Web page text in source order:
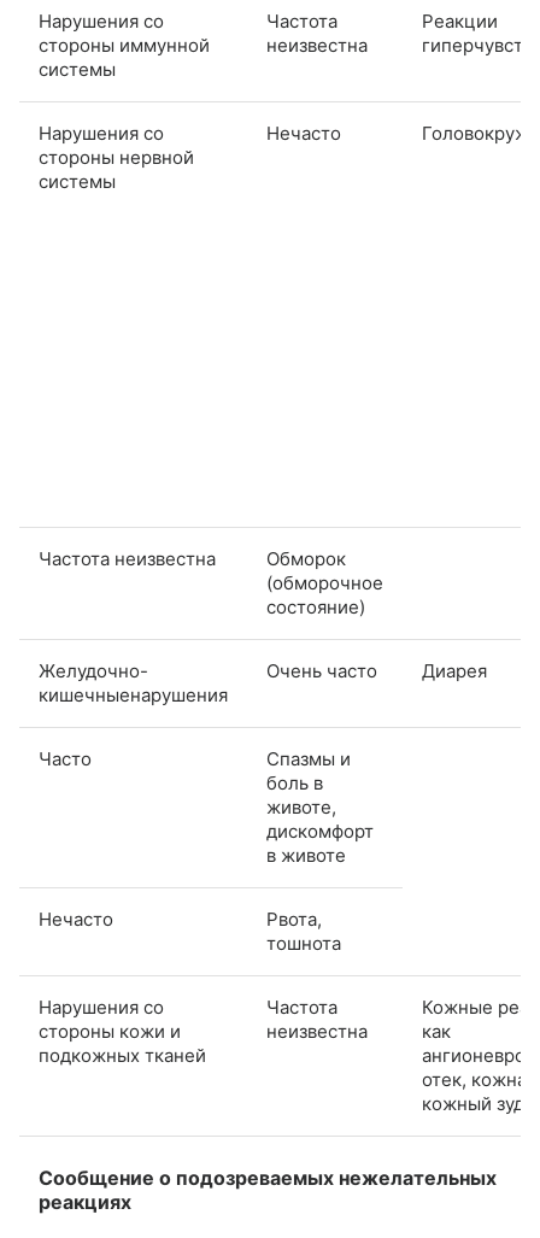
Нарушения со
стороны иммунной
системы
Частота
неизвестна
Реакции
Нарушения со
стороны нервной
системы
Нечасто
Частота неизвестна
Обморок
(обморочное
состояние)
Желудочно-
кишечныенарушения
Очень часто Диарея
Часто
Спазмы и
боль в
животе,
дискомфорт
в животе
Нечасто
Рвота,
тошнота
Нарушения со
стороны кожи и
подкожных тканей
Частота
неизвестна
Кожные
как
отек,
кожный зуд
Сообщение о подозреваемых нежелательных
реакциях